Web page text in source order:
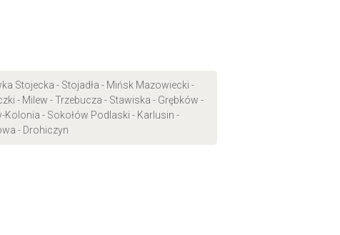
Stojecka - Stojadła - Mińsk Mazowiecki -
- Milew - Trzebucza - Stawiska - Grębków -
- Sokołów Podlaski - Karlusin -
- Drohiczyn